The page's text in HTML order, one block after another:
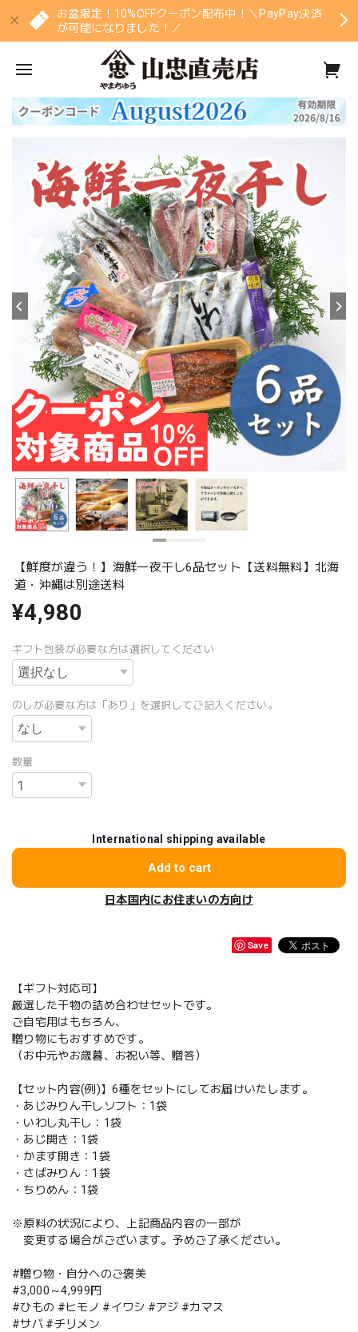
お盆限定！10%OFFクーポン配布中！＼PayPay決済
が可能になりました！／
【鮮度が違う！】海鮮一夜干し6品セット【送料無料】北海
道・沖縄は別途送料
¥4,980
ギフト包装が必要な方は選択してください
のしが必要な方は「あり」を選択してご記入ください。
数量
International shipping available
Add to cart
日本国内にお住まいの方向け
Save
【ギフト対応可】
厳選した干物の詰め合わせセットです。
ご自宅用はもちろん、
贈り物にもおすすめです。
（お中元やお歳暮、お祝い等、贈答）
【セット内容(例)】6種をセットにしてお届けいたします。
・あじみりん干しソフト：1袋
・いわし丸干し：1袋
・あじ開き：1袋
・かます開き：1袋
・さばみりん：1袋
・ちりめん：1袋
※原料の状況により、上記商品内容の一部が
変更する場合がございます。予めご了承ください。
#贈り物・自分へのご褒美
#3,000～4,999円
#ひもの #ヒモノ #イワシ #アジ #カマス
#サバ #チリメン